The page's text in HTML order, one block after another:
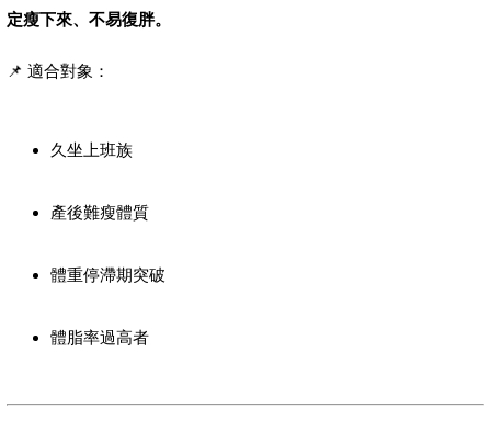
定瘦下來、不易復胖。
📌 適合對象：
久坐上班族
產後難瘦體質
體重停滯期突破
體脂率過高者